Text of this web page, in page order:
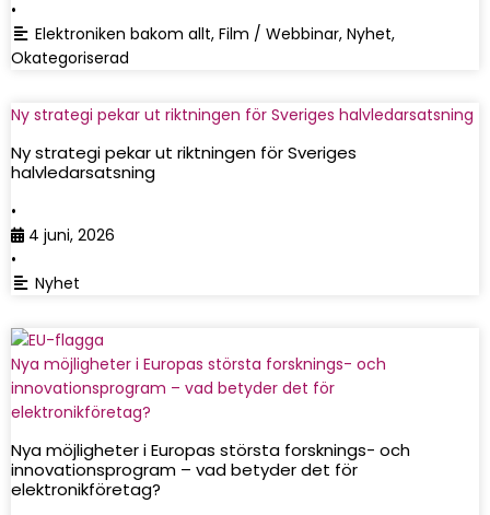
•
Elektroniken bakom allt, Film / Webbinar, Nyhet,
Okategoriserad
Ny strategi pekar ut riktningen för Sveriges halvledarsatsning
Ny strategi pekar ut riktningen för Sveriges
halvledarsatsning
•
4 juni, 2026
•
Nyhet
Nya möjligheter i Europas största forsknings- och
innovationsprogram – vad betyder det för
elektronikföretag?
Nya möjligheter i Europas största forsknings- och
innovationsprogram – vad betyder det för
elektronikföretag?